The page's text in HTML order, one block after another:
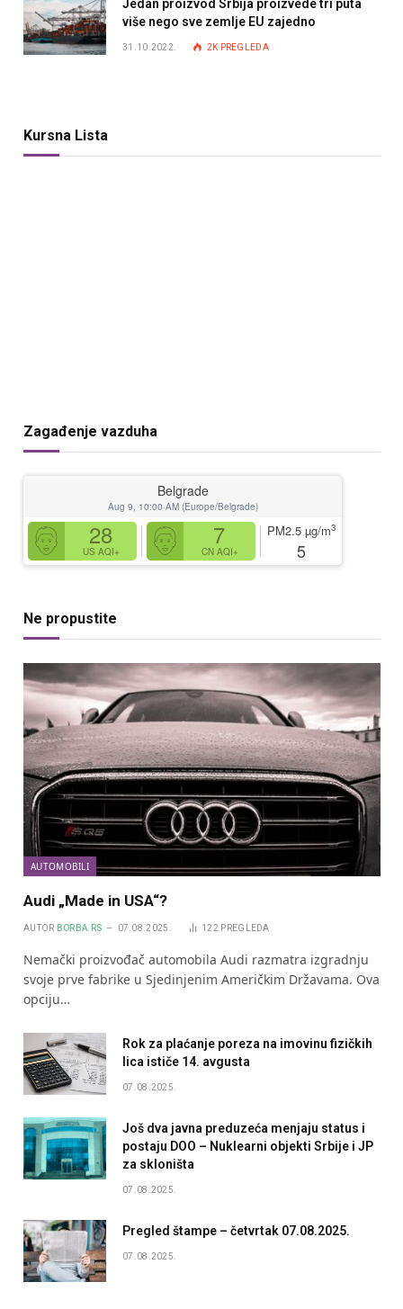
Jedan proizvod Srbija proizvede tri puta
više nego sve zemlje EU zajedno
31.10.2022. 2K PREGLEDA
Kursna Lista
Zagađenje vazduha
Belgrade
Aug 9, 10:00 AM (Europe/Belgrade)
28
US AQI+
7
CN AQI+
PM2.5 µg/m3
5
Ne propustite
AUTOMOBILI
Audi „Made in USA“?
AUTOR BORBA.RS 07.08.2025. 122 PREGLEDA
Nemački proizvođač automobila Audi razmatra izgradnju
svoje prve fabrike u Sjedinjenim Američkim Državama. Ova
opciju…
Rok za plaćanje poreza na imovinu fizičkih
lica ističe 14. avgusta
07.08.2025.
Još dva javna preduzeća menjaju status i
postaju DOO – Nuklearni objekti Srbije i JP
za skloništa
07.08.2025.
Pregled štampe – četvrtak 07.08.2025.
07.08.2025.